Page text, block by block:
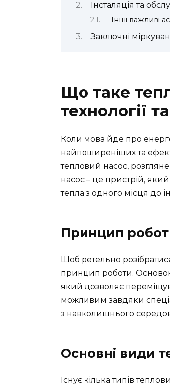
Інсталяція та
Інші важливі
Заключні
Що таке
технології
Коли мова йде про
найпоширеніших та
тепловий насос,
насос – це пристрій,
тепла з одного місця до
Принцип
Щоб ретельно
принцип роботи.
який дозволяє
можливим завдяки
з навколишнього
Основні види
Існує кілька типів